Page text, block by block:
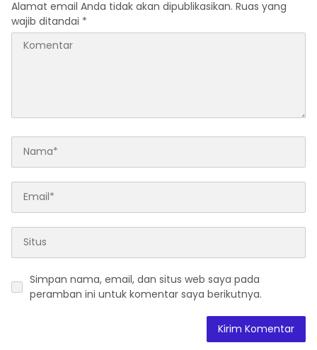
Alamat email Anda tidak akan dipublikasikan. Ruas yang
wajib ditandai *
Simpan nama, email, dan situs web saya pada
peramban ini untuk komentar saya berikutnya.